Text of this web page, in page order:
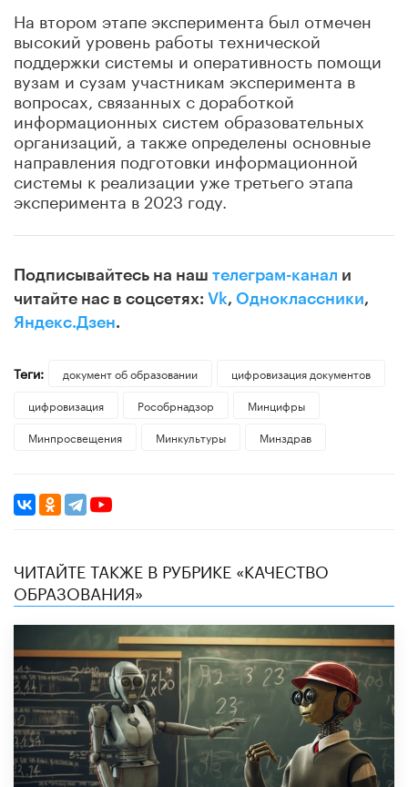
На втором этапе эксперимента был отмечен
высокий уровень работы технической
поддержки системы и оперативность помощи
вузам и сузам участникам эксперимента в
вопросах, связанных с доработкой
информационных систем образовательных
организаций, а также определены основные
направления подготовки информационной
системы к реализации уже третьего этапа
эксперимента в 2023 году.
Подписывайтесь на наш телеграм-канал и
читайте нас в соцсетях: Vk, Одноклассники,
Яндекс.Дзен.
Теги: документ об образовании
цифровизация документов
цифровизация
Рособрнадзор
Минцифры
Минпросвещения
Минкультуры Минздрав
ЧИТАЙТЕ ТАКЖЕ В РУБРИКЕ «КАЧЕСТВО
ОБРАЗОВАНИЯ»